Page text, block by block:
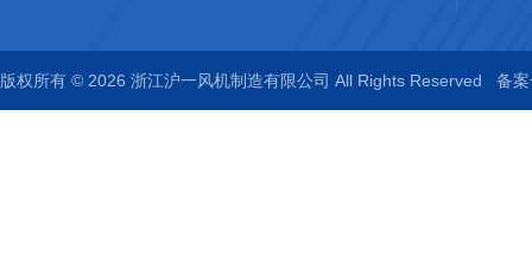
版权所有 © 2026 浙江沪一风机制造有限公司 All Rights Reserved 备